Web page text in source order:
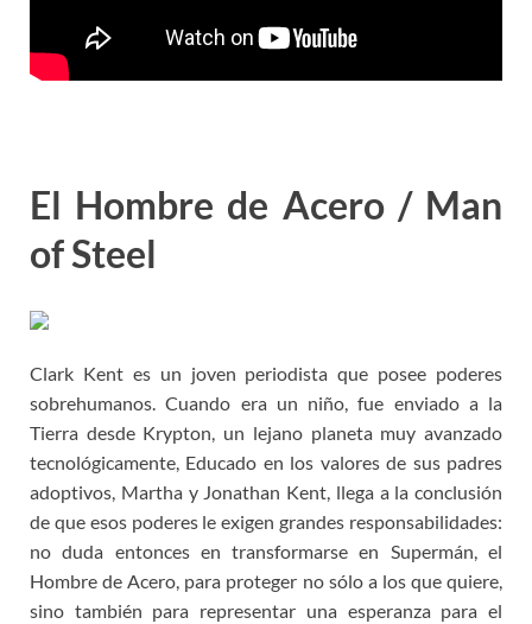
El Hombre de Acero / Man
of Steel
Clark Kent es un joven periodista que posee poderes
sobrehumanos. Cuando era un niño, fue enviado a la
Tierra desde Krypton, un lejano planeta muy avanzado
tecnológicamente, Educado en los valores de sus padres
adoptivos, Martha y Jonathan Kent, llega a la conclusión
de que esos poderes le exigen grandes responsabilidades:
no duda entonces en transformarse en Supermán, el
Hombre de Acero, para proteger no sólo a los que quiere,
sino también para representar una esperanza para el